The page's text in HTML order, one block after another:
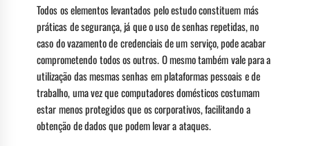
Todos os elementos levantados pelo estudo constituem más
práticas de segurança, já que o uso de senhas repetidas, no
caso do vazamento de credenciais de um serviço, pode acabar
comprometendo todos os outros. O mesmo também vale para a
utilização das mesmas senhas em plataformas pessoais e de
trabalho, uma vez que computadores domésticos costumam
estar menos protegidos que os corporativos, facilitando a
obtenção de dados que podem levar a ataques.